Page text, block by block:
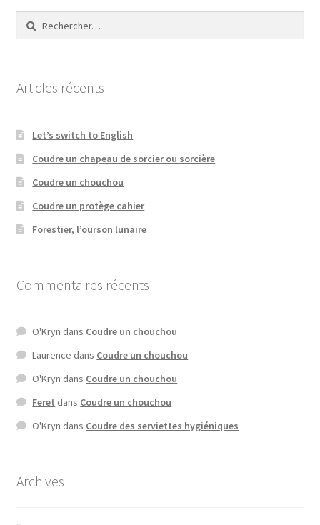
Rechercher :
Articles récents
Let’s switch to English
Coudre un chapeau de sorcier ou sorcière
Coudre un chouchou
Coudre un protège cahier
Forestier, l’ourson lunaire
Commentaires récents
O'Kryn dans Coudre un chouchou
Laurence dans Coudre un chouchou
O'Kryn dans Coudre un chouchou
Feret dans Coudre un chouchou
O'Kryn dans Coudre des serviettes hygiéniques
Archives